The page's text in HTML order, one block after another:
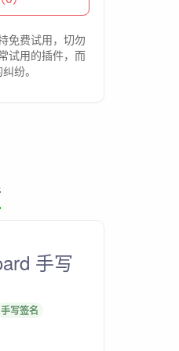
免费试用，切勿
试用的插件，而
纷。
手写
手写签名